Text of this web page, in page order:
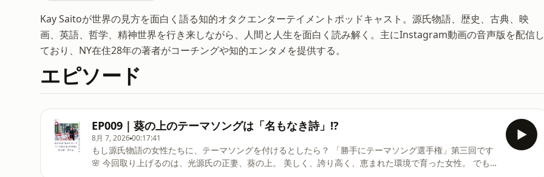
Kay Saitoが世界の見方を面白く語る知的オタクエンターテイメントポッドキャスト。源氏物語、歴史、古典、映
画、英語、哲学、精神世界を行き来しながら、人間と人生を面白く読み解く。主にInstagram動画の音声版を配信し
ており、NY在住28年の著者がコーチングや知的エンタメを提供する。
エピソード
EP009｜葵の上のテーマソングは「名もなき詩」!?
8月 7, 202600:17:41
もし源氏物語の女性たちに、テーマソングを付けるとしたら？ 「勝手にテーマソング選手権」第三回です
🌸 今回取り上げるのは、光源氏の正妻、葵の上。 美しく、誇り高く、恵まれた環境で育った女性。 でも私